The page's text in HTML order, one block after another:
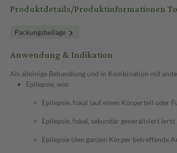
Produktdetails/Produktinformationen
Packungsbeilage
Anwendung & Indikation
Als alleinige Behandlung und in Kombination mit
Epilepsie, wie:
Epilepsie, fokal (auf einen Körperteil oder
Epilepsie, fokal, sekundär generalisiert
Epilepsie (den ganzen Körper betreffende